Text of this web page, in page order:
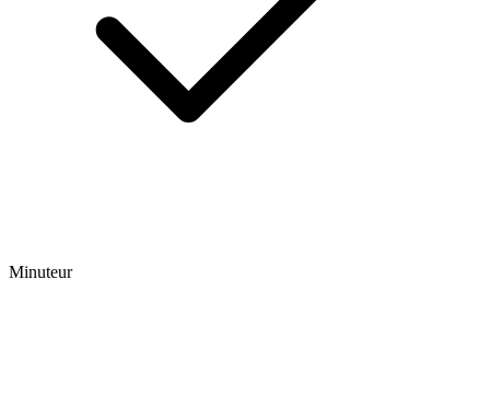
Minuteur